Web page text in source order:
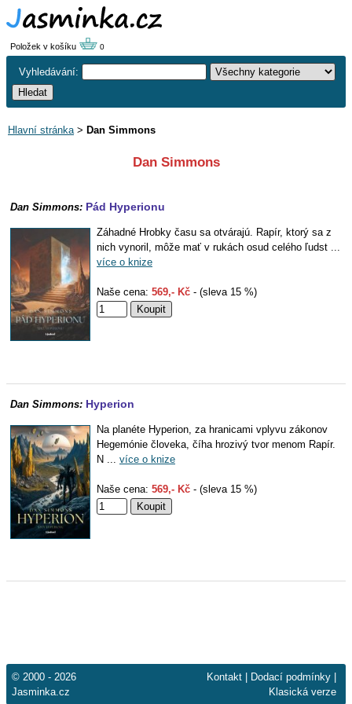
Položek v košíku 0
Vyhledávání:
Hlavní stránka> Dan Simmons
Dan Simmons
Dan Simmons: Pád Hyperionu
Záhadné Hrobky času sa otvárajú. Rapír, ktorý sa z
nich vynoril, môže mať v rukách osud celého ľudst ...
více o knize
Naše cena: 569,- Kč - (sleva 15 %)
Dan Simmons: Hyperion
Na planéte Hyperion, za hranicami vplyvu zákonov
Hegemónie človeka, číha hrozivý tvor menom Rapír.
N ... více o knize
Naše cena: 569,- Kč - (sleva 15 %)
© 2000 - 2026
Jasminka.cz
Kontakt Dodací podmínky